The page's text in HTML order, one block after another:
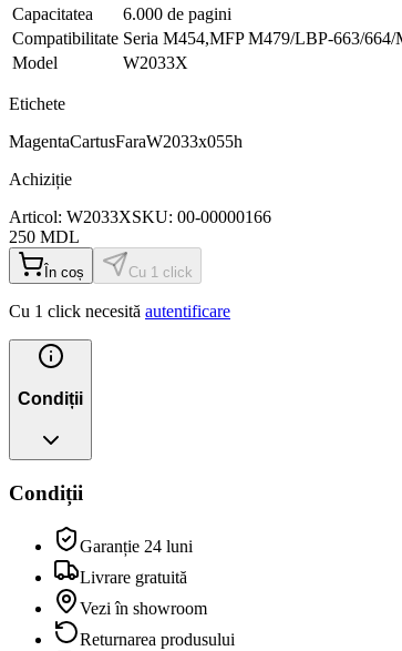
Capacitatea
6.000 de pagini
Compatibilitate Seria M454,MFP M479/LBP-663/664/
Model
W2033X
Etichete
MagentaCartusFaraW2033x055h
Achiziție
Articol: W2033XSKU: 00-00000166
250 MDL
În coș Cu 1 click
Cu 1 click necesită autentificare
Condiții
Condiții
Garanție 24 luni
Livrare gratuită
Vezi în showroom
Returnarea produsului